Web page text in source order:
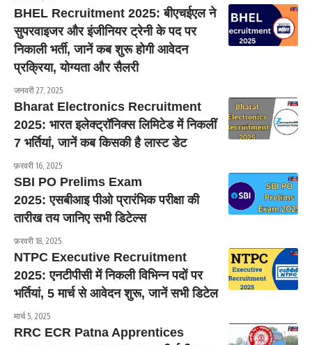
BHEL Recruitment 2025: बीएचईएल ने
सुपरवाइजर और इंजीनियर ट्रेनी के पद पर
निकाली भर्ती, जानें कब शुरू होगी आवेदन
प्रक्रिया, योग्यता और सैलरी
जनवरी 27, 2025
Bharat Electronics Recruitment
2025: भारत इलेक्ट्रॉनिक्स लिमिटेड में निकलीं
7 भर्तियां, जानें कब किसकी है लास्ट डेट
फ़रवरी 16, 2025
SBI PO Prelims Exam
2025: एसबीआइ पीओ प्रारंभिक परीक्षा की
तारीख तय जानिए सभी डिटेल्स
फ़रवरी 18, 2025
NTPC Executive Recruitment
2025: एनटीपीसी में निकली विभिन्न पदों पर
भर्तियां, 5 मार्च से आवेदन शुरू, जानें सभी डिटेल
मार्च 5, 2025
RRC ECR Patna Apprentices